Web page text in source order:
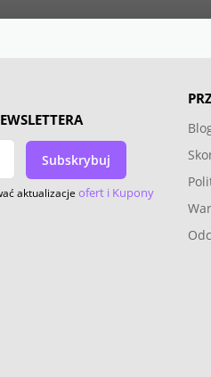
Subskrybuj
aktualizacjeofert i Kupony